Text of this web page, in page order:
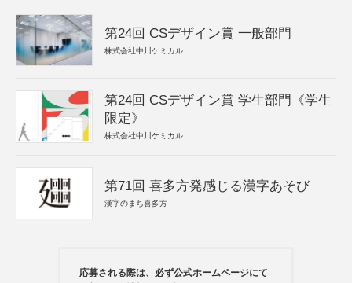
第24回 CSデザイン賞 一般部門
株式会社中川ケミカル
第24回 CSデザイン賞 学生部門《学生
限定》
株式会社中川ケミカル
第71回 喜多方発感じる漢字あそび
漢字のまち喜多方
応募される際は、必ず公式ホームページにて